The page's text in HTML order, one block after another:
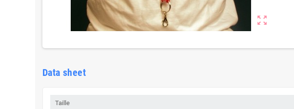
zoom_out_map
Data sheet
Taille